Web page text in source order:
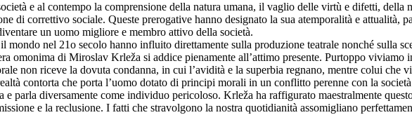
e al contempo la comprensione della natura umana, il vaglio delle virtù e difetti, della
di correttivo sociale. Queste prerogative hanno designato la sua atemporalità e attualità,
un uomo migliore e membro attivo della società.
nel 21o secolo hanno influito direttamente sulla produzione teatrale nonché sulla
omonima di Miroslav Krleža si addice pienamente all’attimo presente. Purtoppo viviamo
non riceve la dovuta condanna, in cui l’avidità e la superbia regnano, mentre colui che
contorta che porta l’uomo dotato di principi morali in un conflitto perenne con la
parla diversamente come individuo pericoloso. Krleža ha raffigurato maestralmente
e la reclusione. I fatti che stravolgono la nostra quotidianità assomigliano